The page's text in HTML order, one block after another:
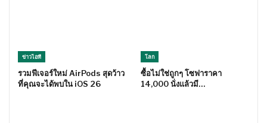
ข่าวไอที
รวมฟีเจอร์ใหม่ AirPods สุดว้าว
ที่คุณจะได้พบใน iOS 26
โลก
ซื้อไม่ใช่ถูกๆ โซฟาราคา
14,000 นั่งแล้วมี…